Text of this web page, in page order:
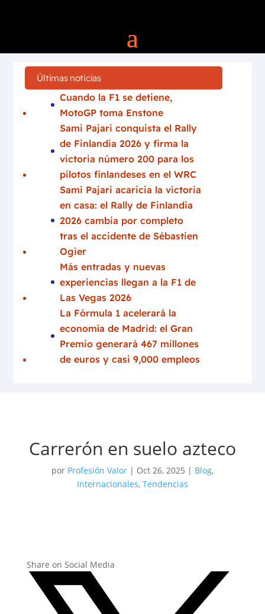
Últimas noticias
Cuando la F1 se detiene,
MotoGP toma Enstone
Sami Pajari conquista el Rally
de Finlandia 2026 y firma la
victoria número 200 para los
pilotos finlandeses en el WRC
Sami Pajari acaricia la victoria
en casa: el Rally de Finlandia
2026 cambia por completo
tras el accidente de Sébastien
Ogier
Más entradas y nuevas
experiencias llegan a la F1 de
Las Vegas 2026
La Fórmula 1 acelerará la
economía de Madrid: el Gran
Premio generará 467 millones
de euros y casi 9,000 empleos
Carrerón en suelo azteco
por Profesión Valor| Oct 26, 2025 | Blog,
Internacionales, Tendencias
Share on Social Media